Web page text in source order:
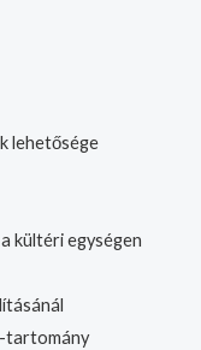
lehetősége
kültéri egységen
tartomány